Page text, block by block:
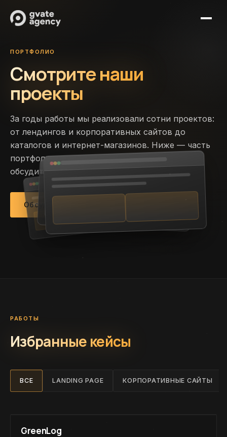
Услуги
Создание сайтов
SEO-продвижение
IT-поддержка
Кейсы
Журнал
Партнерам
Контакты
Обсудить проект
+7 (921) 313-11-64
mail@gvate-agency.ru
ПОРТФОЛИО
Смотрите наши
проекты
За годы работы мы реализовали сотни проектов:
от лендингов и корпоративных сайтов до
каталогов и интернет-магазинов. Ниже — часть
портфолио; полный список и детали можно
обсудить при запросе.
Обсудить проект
РАБОТЫ
Избранные кейсы
ВСЕ LANDING PAGE КОРПОРАТИВНЫЕ САЙТЫ
GreenLog